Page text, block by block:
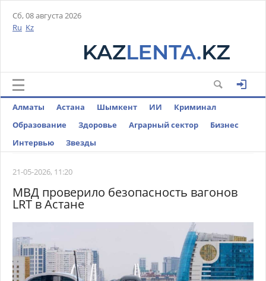
Сб, 08 августа 2026
Ru Kz
Алматы Астана Шымкент ИИ
Криминал
Образование
Здоровье Аграрный сектор
Бизнес
Интервью
Звезды
21-05-2026, 11:20
МВД проверило безопасность вагонов
LRT в Астане